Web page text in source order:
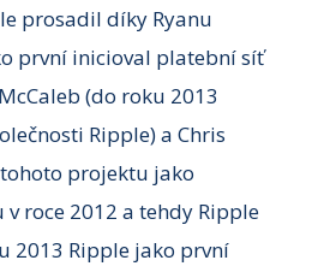
prosadil díky Ryanu
první inicioval platební síť
(do roku 2013
Ripple) a Chris
projektu jako
roce 2012 a tehdy Ripple
2013 Ripple jako první